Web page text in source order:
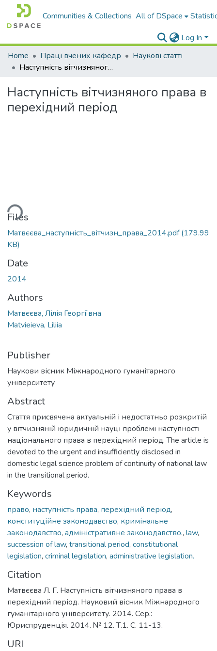
Communities & Collections All of DSpace
Log In
Home
Праці вчених кафедр
Наукові статті
Наступність вітчизняного права в перехідний період
Наступність вітчизняного права в
перехідний період
Files
Матвєєва_наступність_вітчизн_права_2014.pdf(179.99
KB)
Date
2014
Authors
Матвєєва, Лілія Георгіївна
Matvieieva, Liliia
Publisher
Наукови вісник Міжнародного гуманітарного
університету
Abstract
Стаття присвячена актуальній і недостатньо розкритій
у вітчизняній юридичній науці проблемі наступності
національного права в перехідний період. The article is
devoted to the urgent and insufficiently disclosed in
domestic legal science problem of continuity of national law
in the transitional period.
Keywords
право, наступність права, перехідний період,
конституційне законодавство, кримінальне
законодавство, адміністративне законодавство., law,
succession of law, transitional period, constitutional
legislation, criminal legislation, administrative legislation.
Citation
Матвєєва Л. Г. Наступність вітчизняного права в
перехідний період. Науковий вісник Міжнародного
гуманітарного університету. 2014. Сер.:
Юриспруденція. 2014. № 12. Т.1. С. 11-13.
URI